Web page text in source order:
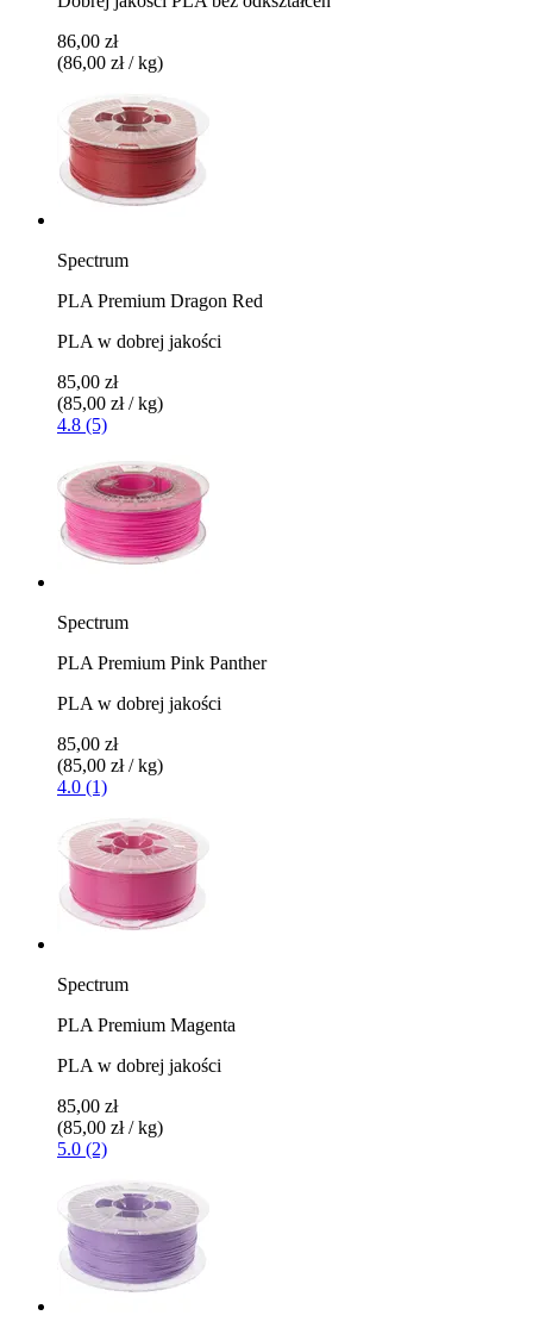
86,00 zł
(86,00 zł / kg)
Spectrum
PLA Premium Dragon Red
PLA w dobrej jakości
85,00 zł
(85,00 zł / kg)
4.8 (5)
Spectrum
PLA Premium Pink Panther
PLA w dobrej jakości
85,00 zł
(85,00 zł / kg)
4.0 (1)
Spectrum
PLA Premium Magenta
PLA w dobrej jakości
85,00 zł
(85,00 zł / kg)
5.0 (2)